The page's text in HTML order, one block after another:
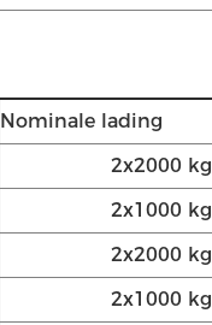
Nominale lading
2x2000 kg
2x1000 kg
2x2000 kg
2x1000 kg